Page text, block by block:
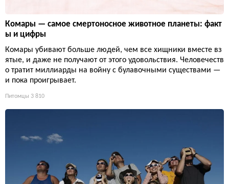
Комары — самое смертоносное животное планеты: факт
ы и цифры
Комары убивают больше людей, чем все хищники вместе вз
ятые, и даже не получают от этого удовольствия. Человечеств
о тратит миллиарды на войну с булавочными существами —
и пока проигрывает.
Питомцы 3 810